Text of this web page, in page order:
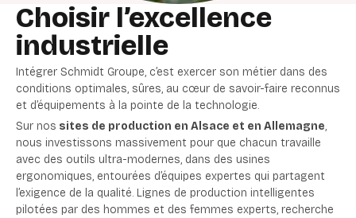
Choisir l’excellence
industrielle
Intégrer Schmidt Groupe, c’est exercer son métier dans des
conditions optimales, sûres, au cœur de savoir-faire reconnus
et d’équipements à la pointe de la technologie.
Sur nos sites de production en Alsace et en Allemagne,
nous investissons massivement pour que chacun travaille
avec des outils ultra-modernes, dans des usines
ergonomiques, entourées d’équipes expertes qui partagent
l’exigence de la qualité. Lignes de production intelligentes
pilotées par des hommes et des femmes experts, recherche